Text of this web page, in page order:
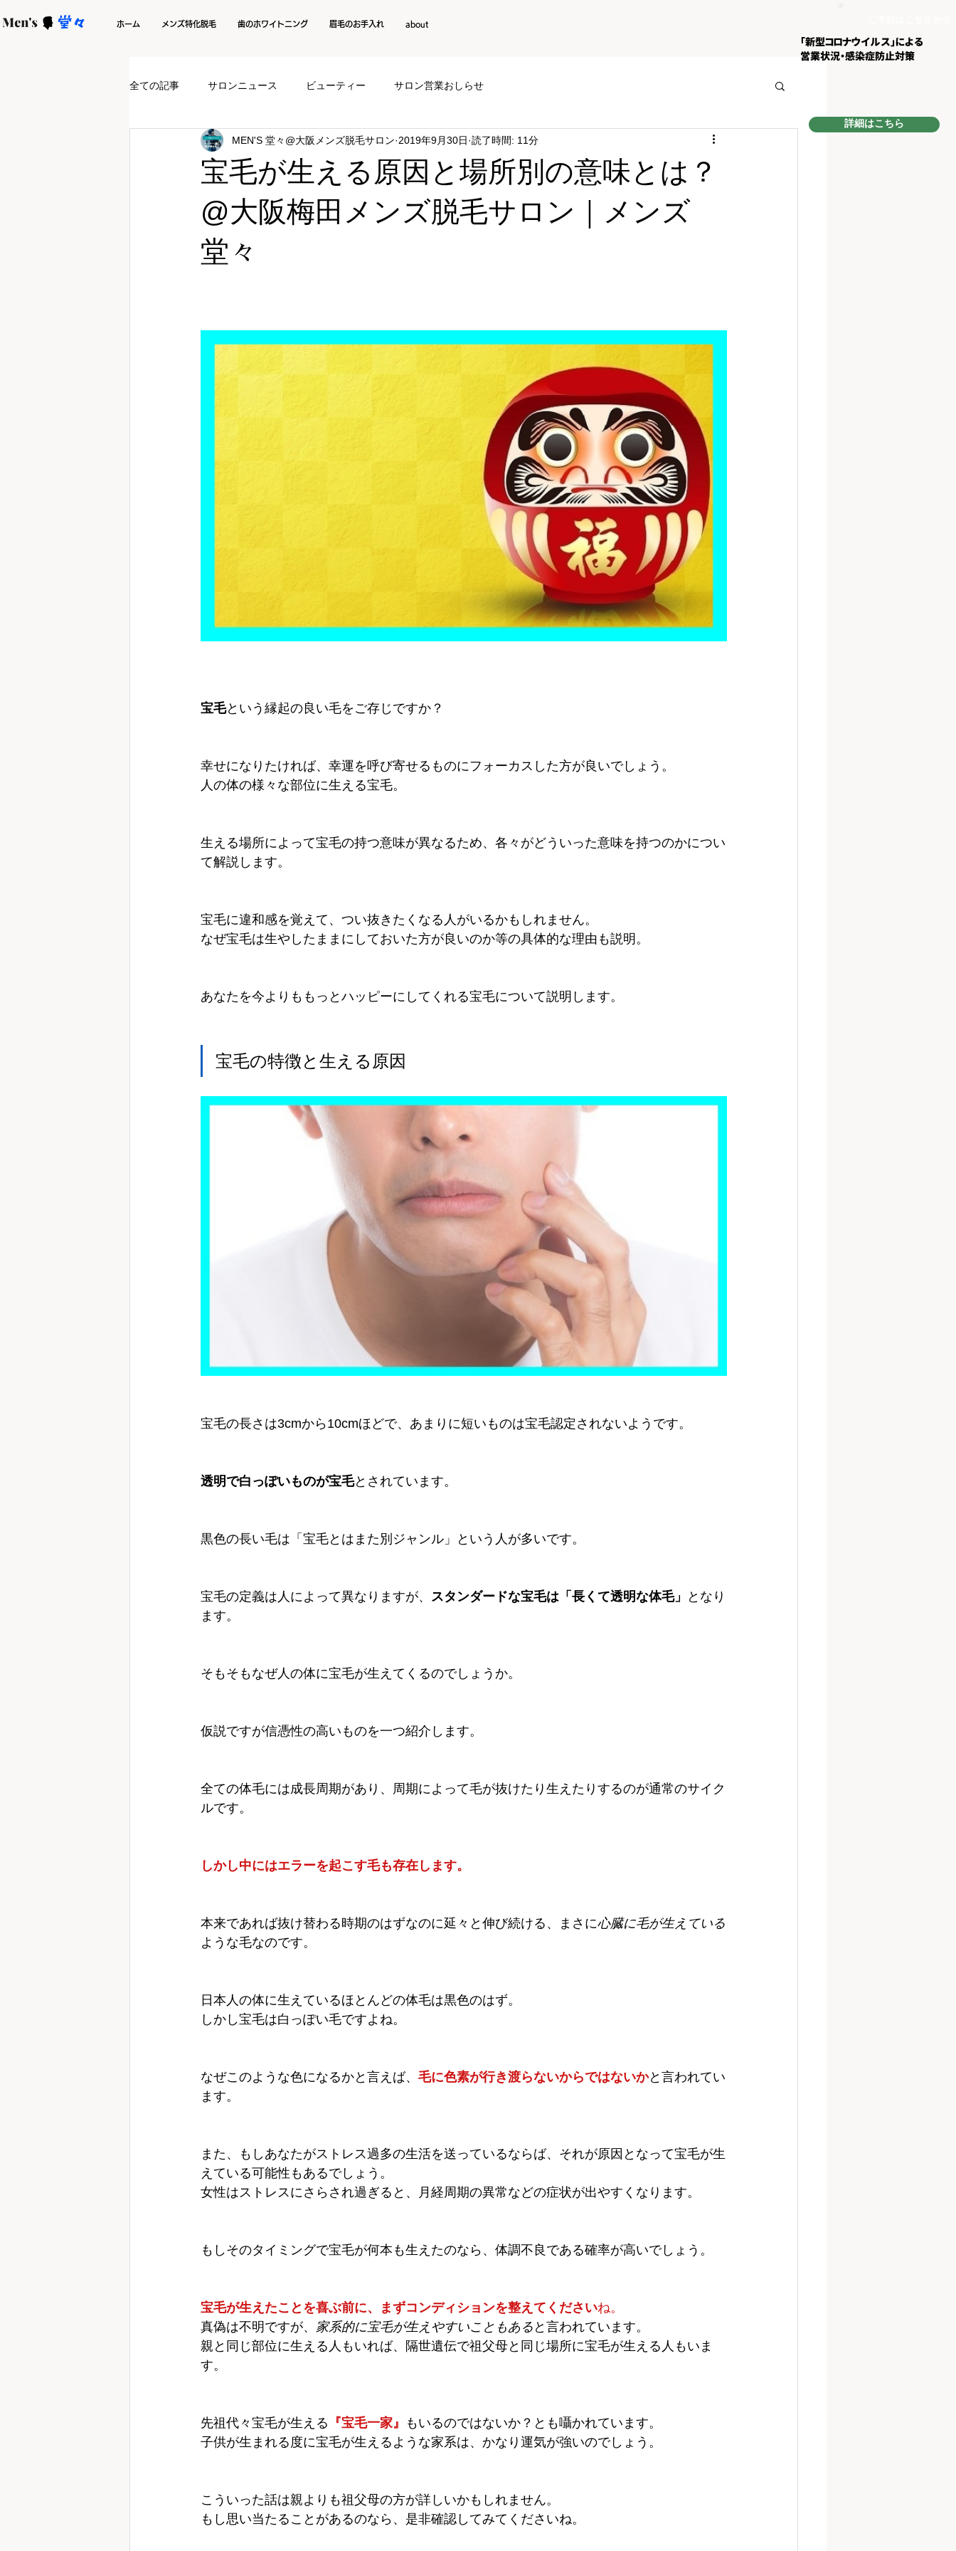
​「新型コロナウイルス」による
営業状況・感染症防止対策
詳細はこちら
ホーム メンズ特化脱毛 歯のホワイトニング 眉毛のお手入れ about
全ての記事 サロンニュース ビューティー サロン営業おしらせ
宝毛が生える原因と場所別の意味とは？
@大阪梅田メンズ脱毛サロン｜メンズ
堂々
MEN'S 堂々@大阪メンズ脱毛サロン 2019年9月30日 読了時間: 11分
宝毛という縁起の良い毛をご存じですか？
幸せになりたければ、幸運を呼び寄せるものにフォーカスした方が良いでしょう。
人の体の様々な部位に生える宝毛。
生える場所によって宝毛の持つ意味が異なるため、各々がどういった意味を持つのかについ
て解説します。
宝毛に違和感を覚えて、つい抜きたくなる人がいるかもしれません。
なぜ宝毛は生やしたままにしておいた方が良いのか等の具体的な理由も説明。
あなたを今よりももっとハッピーにしてくれる宝毛について説明します。
宝毛の特徴と生える原因
宝毛の長さは3cmから10cmほどで、あまりに短いものは宝毛認定されないようです。
透明で白っぽいものが宝毛とされています。
黒色の長い毛は「宝毛とはまた別ジャンル」という人が多いです。
宝毛の定義は人によって異なりますが、 スタンダードな宝毛は「長くて透明な体毛」
となり
ます。
そもそもなぜ人の体に宝毛が生えてくるのでしょうか。
仮説ですが信憑性の高いものを一つ紹介します。
全ての体毛には成長周期があり、周期によって毛が抜けたり生えたりするのが通常のサイク
ルです。
しかし中にはエラーを起こす毛も存在します。
本来であれば抜け替わる時期のはずなのに延々と伸び続ける、まさに心臓に毛が生えている
ような毛なのです。
日本人の体に生えているほとんどの体毛は黒色のはず。
しかし宝毛は白っぽい毛ですよね。
なぜこのような色になるかと言えば、 毛に色素が行き渡らないからではないかと言われてい
ます。
また、もしあなたがストレス過多の生活を送っているならば、それが原因となって宝毛が生
えている可能性もあるでしょう。
女性はストレスにさらされ過ぎると、月経周期の異常などの症状が出やすくなります。
もしそのタイミングで宝毛が何本も生えたのなら、体調不良である確率が高いでしょう。
宝毛が生えたことを喜ぶ前に、まずコンディションを整えてくださいね。
真偽は不明ですが、 家系的に宝毛が生えやすいこともある と言われています。
親と同じ部位に生える人もいれば、隔世遺伝で祖父母と同じ場所に宝毛が生える人もいま
す。
先祖代々宝毛が生える 『宝毛一家』
もいるのではないか？とも囁かれています。
子供が生まれる度に宝毛が生えるような家系は、かなり運気が強いのでしょう。
こういった話は親よりも祖父母の方が詳しいかもしれません。
もし思い当たることがあるのなら、是非確認してみてくださいね。